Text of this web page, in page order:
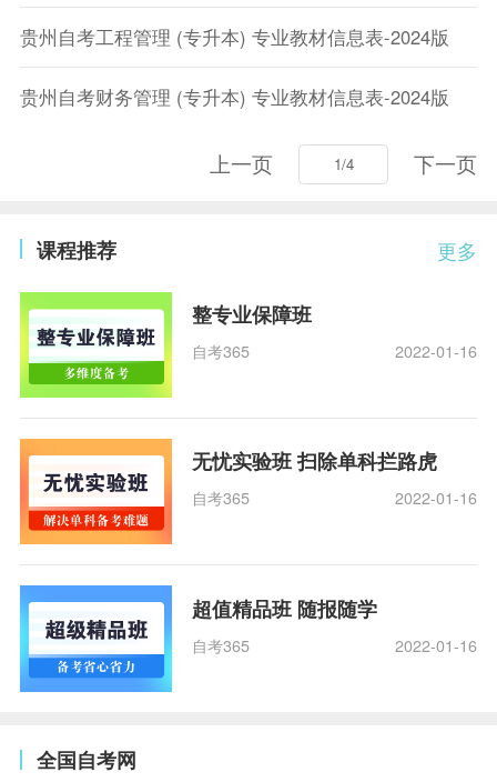
贵州自考工程管理 (专升本) 专业教材信息表-2024版
贵州自考财务管理 (专升本) 专业教材信息表-2024版
上一页 下一页
更多
课程推荐
整专业保障班
自考365 2022-01-16
无忧实验班 扫除单科拦路虎
自考365 2022-01-16
超值精品班 随报随学
自考365 2022-01-16
全国自考网